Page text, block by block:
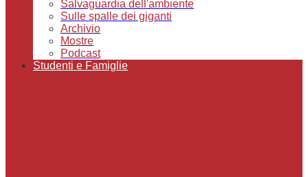
Salvaguardia dell'ambiente
Sulle spalle dei giganti
Archivio
Mostre
Podcast
Studenti e Famiglie